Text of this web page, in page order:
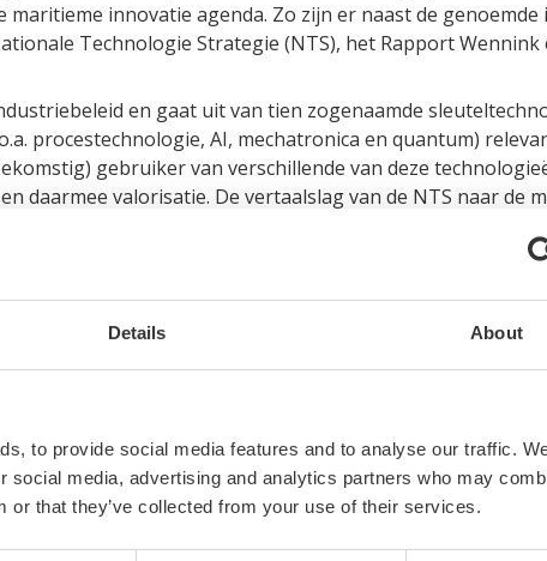
Details About
to provide social media features and to analyse our traffic.
social media, advertising and analytics partners who may
or that they’ve collected from your use of their services.
innovatie agenda. Zo zijn er naast de
Technologie Strategie (NTS), het Rapport Wennink
en gaat uit van tien zogenaamde
procestechnologie, AI, mechatronica en quantum)
gebruiker van verschillende van deze
daarmee valorisatie. De vertaalslag van de NTS naar de
de Innovation Council van NML.
van NML niet langer de programmaraad binnen de
en Waterstaat een nieuwe innovatieraad
de link met de sector goed geborgd is. De Innovation
ontwikkelt voor deze innovatieraad. Daarmee heeft
nieuwe beleid.
die voor een groot deel achter de schermen plaatsvindt.
Land en de verschillende maritieme brancheorganisaties
verandering áls op de inhoud nauw betrokken en